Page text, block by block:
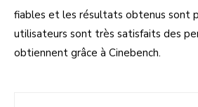
fiables et les résultats obtenus sont
utilisateurs sont très satisfaits des
obtiennent grâce à Cinebench.